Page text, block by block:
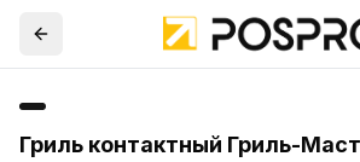
Гриль контактный Гриль-